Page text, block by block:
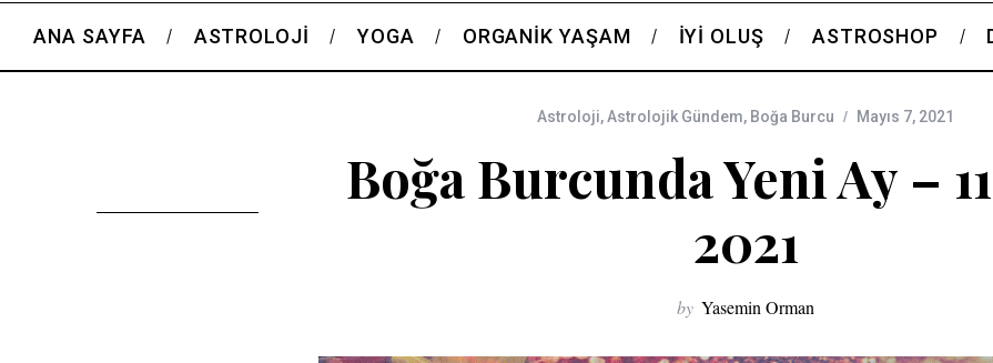
ANA SAYFA ASTROLOJI YOGA ORGANIK YAŞAM İYI OLUŞ ASTROSHOP
Astroloji,Astrolojik Gündem, Boğa Burcu Mayıs 7, 2021
Boğa Burcunda Yeni Ay –
2021
by Yasemin Orman